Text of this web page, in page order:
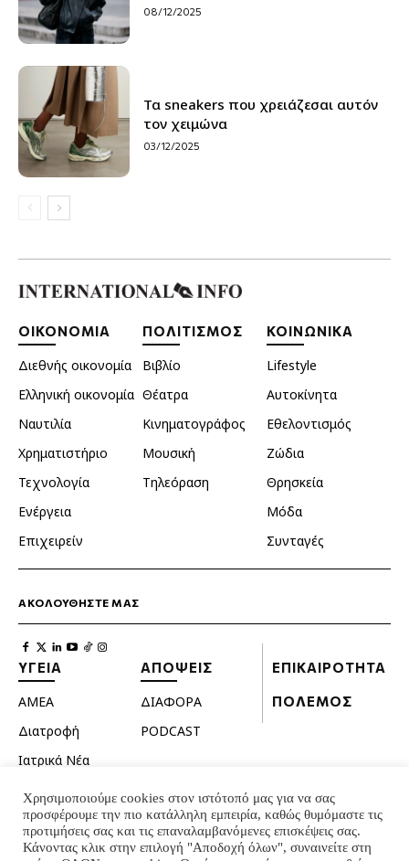
08/12/2025
Τα sneakers που χρειάζεσαι αυτόν
τον χειμώνα
03/12/2025
ΟΙΚΟΝΟΜΙΑ
Διεθνής οικονομία
Ελληνική οικονομία
Ναυτιλία
Χρηματιστήριο
Τεχνολογία
Ενέργεια
Επιχειρείν
ΠΟΛΙΤΙΣΜΟΣ
Βιβλίο
Θέατρα
Κινηματογράφος
Μουσική
Τηλεόραση
ΚΟΙΝΩΝΙΚΑ
Lifestyle
Αυτοκίνητα
Εθελοντισμός
Ζώδια
Θρησκεία
Μόδα
Συνταγές
ΑΚΟΛΟΥΘΗΣΤΕ ΜΑΣ
ΥΓΕΙΑ
ΑΜΕΑ
Διατροφή
Ιατρικά Νέα
Ομορφιά
Σεξουαλική ζωή
ΑΠΟΨΕΙΣ
ΔΙΑΦΟΡΑ
PODCAST
ΕΠΙΚΑΙΡΟΤΗΤΑ
ΠΟΛΕΜΟΣ
Χρησιμοποιούμε cookies στον ιστότοπό μας για να σας
προσφέρουμε την πιο κατάλληλη εμπειρία, καθώς θυμόμαστε τις
προτιμήσεις σας και τις επαναλαμβανόμενες επισκέψεις σας.
Κάνοντας κλικ στην επιλογή "Αποδοχή όλων", συναινείτε στη